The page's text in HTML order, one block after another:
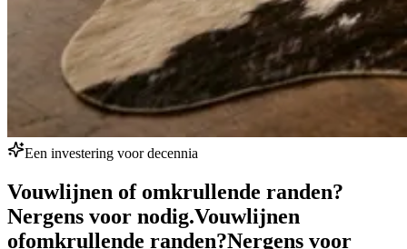
Een investering voor decennia
Vouwlijnen of omkrullende randen?
Nergens voor nodig.Vouwlijnen
ofomkrullende randen?Nergens voor